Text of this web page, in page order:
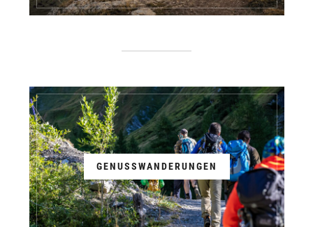
GENUSSWANDERUNGEN